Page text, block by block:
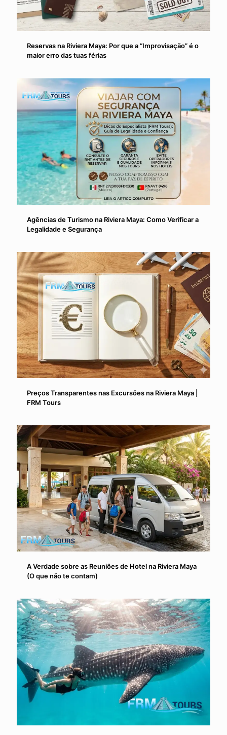
Reservas na Riviera Maya: Por que a “Improvisação” é o
maior erro das tuas férias
Agências de Turismo na Riviera Maya: Como Verificar a
Legalidade e Segurança
Preços Transparentes nas Excursões na Riviera Maya |
FRM Tours
A Verdade sobre as Reuniões de Hotel na Riviera Maya
(O que não te contam)